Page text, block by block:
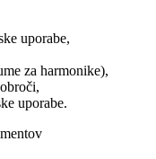
uporabe,
za harmonike),
uporabe.